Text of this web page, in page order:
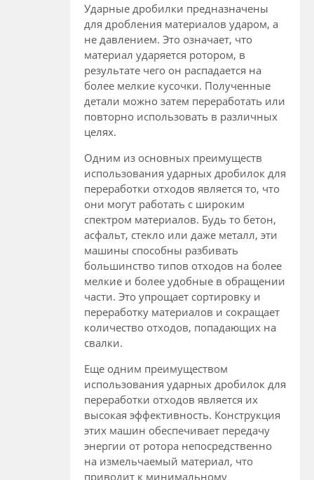
Ударные дробилки предназначены
для дробления материалов ударом, а
не давлением. Это означает, что
материал ударяется ротором, в
результате чего он распадается на
более мелкие кусочки. Полученные
детали можно затем переработать или
повторно использовать в различных
целях.
Одним из основных преимуществ
использования ударных дробилок для
переработки отходов является то, что
они могут работать с широким
спектром материалов. Будь то бетон,
асфальт, стекло или даже металл, эти
машины способны разбивать
большинство типов отходов на более
мелкие и более удобные в обращении
части. Это упрощает сортировку и
переработку материалов и сокращает
количество отходов, попадающих на
свалки.
Еще одним преимуществом
использования ударных дробилок для
переработки отходов является их
высокая эффективность. Конструкция
этих машин обеспечивает передачу
энергии от ротора непосредственно
на измельчаемый материал, что
приводит к минимальному